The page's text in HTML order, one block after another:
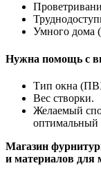
Умного дома
Нужна помощь с
Тип окна
Вес створки.
Желаемый
оптимальный
Магазин
и материалов для